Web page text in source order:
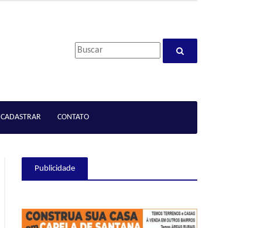
CADASTRAR CONTATO
Publicidade